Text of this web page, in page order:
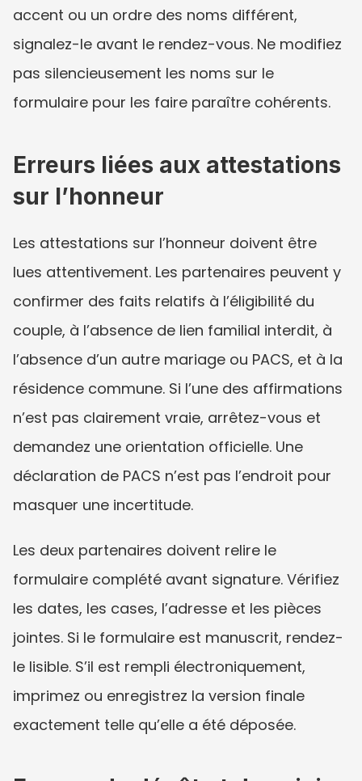
accent ou un ordre des noms différent,
signalez-le avant le rendez-vous. Ne modifiez
pas silencieusement les noms sur le
formulaire pour les faire paraître cohérents.
Erreurs liées aux attestations
sur l’honneur
Les attestations sur l’honneur doivent être
lues attentivement. Les partenaires peuvent y
confirmer des faits relatifs à l’éligibilité du
couple, à l’absence de lien familial interdit, à
l’absence d’un autre mariage ou PACS, et à la
résidence commune. Si l’une des affirmations
n’est pas clairement vraie, arrêtez-vous et
demandez une orientation officielle. Une
déclaration de PACS n’est pas l’endroit pour
masquer une incertitude.
Les deux partenaires doivent relire le
formulaire complété avant signature. Vérifiez
les dates, les cases, l’adresse et les pièces
jointes. Si le formulaire est manuscrit, rendez-
le lisible. S’il est rempli électroniquement,
imprimez ou enregistrez la version finale
exactement telle qu’elle a été déposée.